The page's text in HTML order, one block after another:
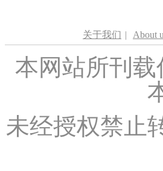
关于我们 | About
本网站所刊
未经授权禁止